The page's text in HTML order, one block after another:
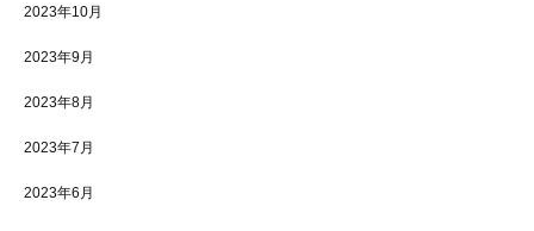
2023年10月
2023年9月
2023年8月
2023年7月
2023年6月